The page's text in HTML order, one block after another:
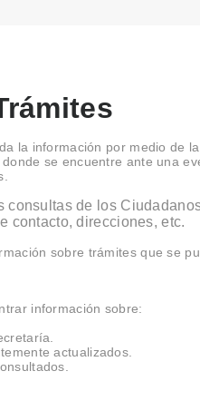
la información por medio de
se encuentre ante una
consultas de los
contacto, direcciones, etc.
sobre trámites que se
información sobre:
actualizados.